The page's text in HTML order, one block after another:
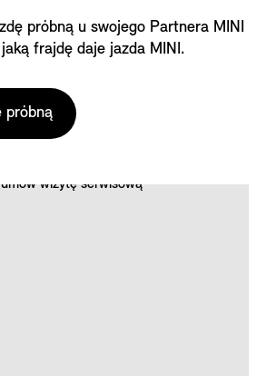
próbną u swojego Partnera MINI
frajdę daje jazda MINI.
próbną